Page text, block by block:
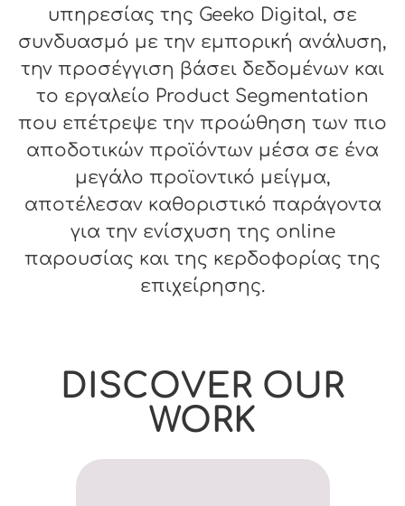
υπηρεσίας της Geeko Digital, σε
συνδυασμό με την εμπορική ανάλυση,
την προσέγγιση βάσει δεδομένων και
το εργαλείο Product Segmentation
που επέτρεψε την προώθηση των πιο
αποδοτικών προϊόντων μέσα σε ένα
μεγάλο προϊοντικό μείγμα,
αποτέλεσαν καθοριστικό παράγοντα
για την ενίσχυση της online
παρουσίας και της κερδοφορίας της
επιχείρησης.
DISCOVER OUR
WORK